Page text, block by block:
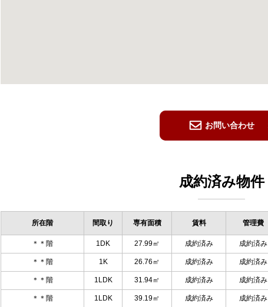
お問い合わせ
成約済み物件
所在階 間取り 専有面積 賃料 管理費
＊＊階 1DK 27.99㎡ 成約済み 成約済み
＊＊階 1K 26.76㎡ 成約済み 成約済み
＊＊階 1LDK 31.94㎡ 成約済み 成約済み
＊＊階 1LDK 39.19㎡ 成約済み 成約済み